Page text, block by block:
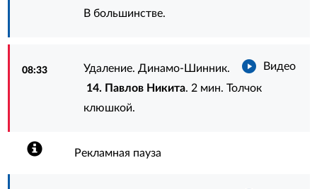
В большинстве.
08:33 Видео
Удаление. Динамо-Шинник.
14. Павлов Никита. 2 мин. Толчок
клюшкой.
Рекламная пауза